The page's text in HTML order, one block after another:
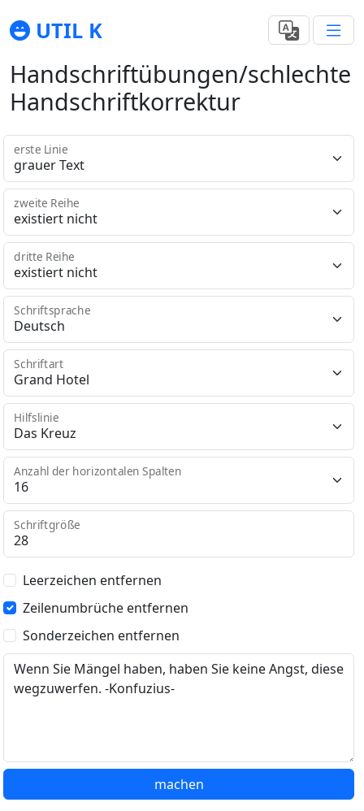
UTIL K
Handschriftübungen/schlechte
Handschriftkorrektur
erste Linie
zweite Reihe
dritte Reihe
Schriftsprache
Schriftart
Hilfslinie
Anzahl der horizontalen Spalten
Schriftgröße
Leerzeichen entfernen
Zeilenumbrüche entfernen
Sonderzeichen entfernen
machen